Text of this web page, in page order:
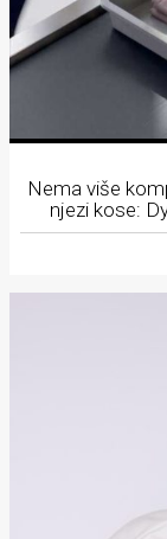
Nema više
njezi kose: